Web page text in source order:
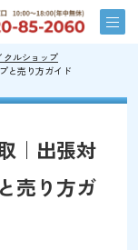
クルショップ
と売り方ガイド
｜出張対
売り方ガ